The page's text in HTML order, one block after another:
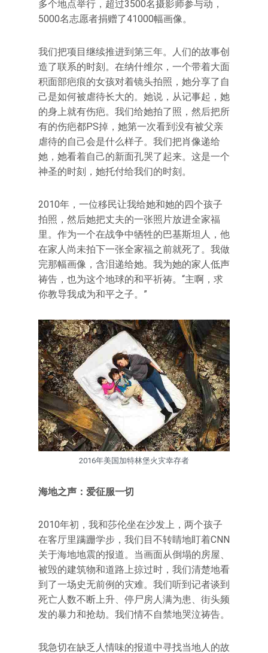
多个地点举行，超过3500名摄影师参与动，
5000名志愿者捐赠了41000幅画像。
我们把项目继续推进到第三年。人们的故事创
造了联系的时刻。在纳什维尔，一个带着大面
积面部疤痕的女孩对着镜头拍照，她分享了自
己是如何被虐待长大的。她说，从记事起，她
的身上就有伤疤。我们给她拍了照，然后把所
有的伤疤都PS掉，她第一次看到没有被父亲
虐待的自己会是什么样子。我们把肖像递给
她，她看着自己的新面孔哭了起来。这是一个
神圣的时刻，她托付给我们的时刻。
2010年，一位移民让我给她和她的四个孩子
拍照，然后她把丈夫的一张照片放进全家福
里。作为一个在战争中牺牲的巴基斯坦人，他
在家人尚未拍下一张全家福之前就死了。我做
完那幅画像，含泪递给她。我为她的家人低声
祷告，也为这个地球的和平祈祷。“主啊，求
你教导我成为和平之子。”
2016年美国加特林堡火灾幸存者
海地之声：爱征服一切
2010年初，我和莎伦坐在沙发上，两个孩子
在客厅里蹒跚学步，我们目不转睛地盯着CNN
关于海地地震的报道。当画面从倒塌的房屋、
被毁的建筑物和道路上掠过时，我们清楚地看
到了一场史无前例的灾难。我们听到记者谈到
死亡人数不断上升、停尸房人满为患、街头频
发的暴力和抢劫。我们情不自禁地哭泣祷告。
我急切在缺乏人情味的报道中寻找当地人的故